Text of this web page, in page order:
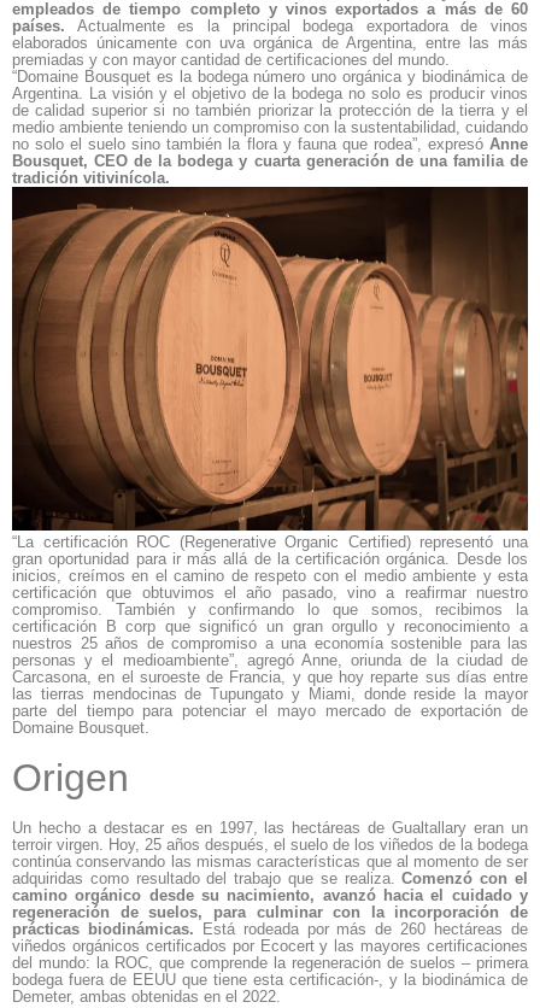
empleados de tiempo completo y vinos exportados a más de 60
países. Actualmente es la principal bodega exportadora de vinos
elaborados únicamente con uva orgánica de Argentina, entre las más
premiadas y con mayor cantidad de certificaciones del mundo.
“Domaine Bousquet es la bodega número uno orgánica y biodinámica de
Argentina. La visión y el objetivo de la bodega no solo es producir vinos
de calidad superior si no también priorizar la protección de la tierra y el
medio ambiente teniendo un compromiso con la sustentabilidad, cuidando
no solo el suelo sino también la flora y fauna que rodea”, expresó Anne
Bousquet, CEO de la bodega y cuarta generación de una familia de
tradición vitivinícola.
“La certificación ROC (Regenerative Organic Certified) representó una
gran oportunidad para ir más allá de la certificación orgánica. Desde los
inicios, creímos en el camino de respeto con el medio ambiente y esta
certificación que obtuvimos el año pasado, vino a reafirmar nuestro
compromiso. También y confirmando lo que somos, recibimos la
certificación B corp que significó un gran orgullo y reconocimiento a
nuestros 25 años de compromiso a una economía sostenible para las
personas y el medioambiente”, agregó Anne, oriunda de la ciudad de
Carcasona, en el suroeste de Francia, y que hoy reparte sus días entre
las tierras mendocinas de Tupungato y Miami, donde reside la mayor
parte del tiempo para potenciar el mayo mercado de exportación de
Domaine Bousquet.
Origen
Un hecho a destacar es en 1997, las hectáreas de Gualtallary eran un
terroir virgen. Hoy, 25 años después, el suelo de los viñedos de la bodega
continúa conservando las mismas características que al momento de ser
adquiridas como resultado del trabajo que se realiza.Comenzó con el
camino orgánico desde su nacimiento, avanzó hacia el cuidado y
regeneración de suelos, para culminar con la incorporación de
prácticas biodinámicas. Está rodeada por más de 260 hectáreas de
viñedos orgánicos certificados por Ecocert y las mayores certificaciones
del mundo: la ROC, que comprende la regeneración de suelos – primera
bodega fuera de EEUU que tiene esta certificación-, y la biodinámica de
Demeter, ambas obtenidas en el 2022.